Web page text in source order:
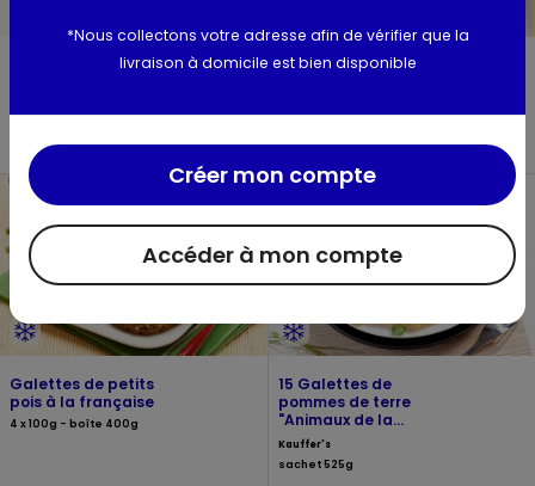
Pommes rissolées
Rösti tradition au
Galettes de petits
pois à la française
4 x 100g - boîte 400g
15 Galettes de
pommes de terre
"Animaux de la
ferme"
Kauffer's
sachet 525g
*Nous collectons votre adresse afin de vérifier que la
livraison à domicile est bien disponible
Accéder à mon compte
Créer mon compte